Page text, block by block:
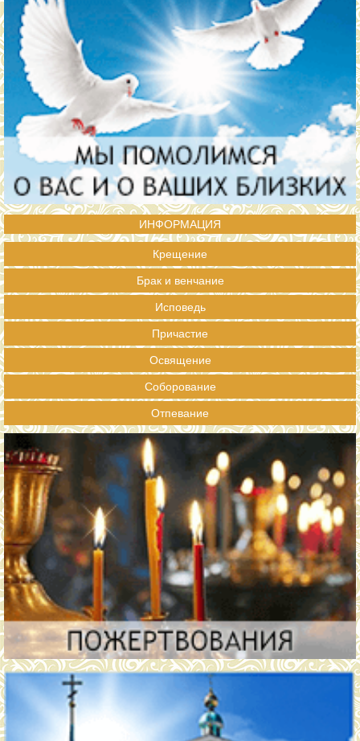
ИНФОРМАЦИЯ
Крещение
Брак и венчание
Исповедь
Причастие
Освящение
Соборование
Отпевание